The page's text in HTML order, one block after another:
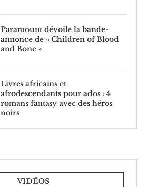
Paramount dévoile la bande-
annonce de « Children of Blood
and Bone »
Livres africains et
afrodescendants pour ados : 4
romans fantasy avec des héros
noirs
VIDÉOS